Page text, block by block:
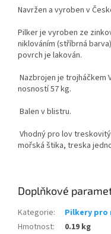
Navržen a vyroben v
Pilker je vyroben ze
niklováním (stříbrná
povrch je lakován.
Nazbrojen je trojháčkem
nosností 57 kg.
Balen v blistru.
Vhodný pro lov
mořská štika, treska
Doplňkové
Kategorie:
Pilkery pro
Hmotnost:
0.19 kg